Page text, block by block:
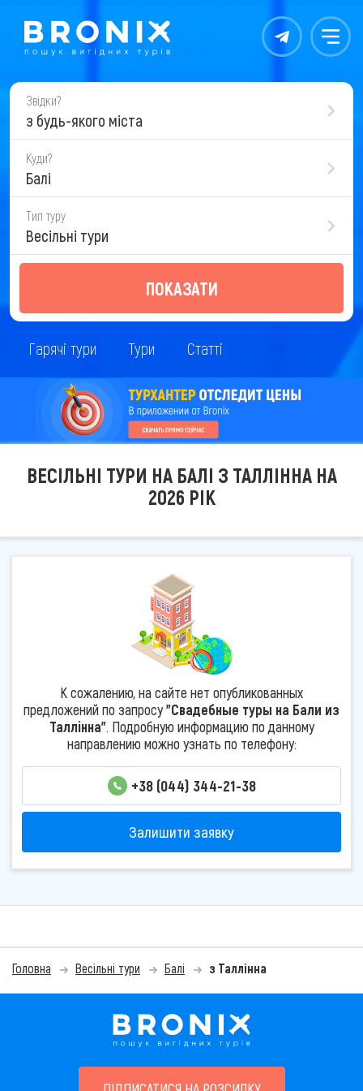
Контакты Меню
Звідки?
з будь-якого міста
Куди?
Балі
Тип туру
Весільні тури
ПОКАЗАТИ
Гарячі тури Тури Статті
ВЕСІЛЬНІ ТУРИ НА БАЛІ З ТАЛЛІННА НА
2026 РІК
К сожалению, на сайте нет опубликованных
предложений по запросу"Свадебные туры на Бали из
Таллінна". Подробную информацию по данному
направлению можно узнать по телефону:
+38 (044) 344-21-38
Залишити заявку
Головна Весільні тури Балі з Таллінна